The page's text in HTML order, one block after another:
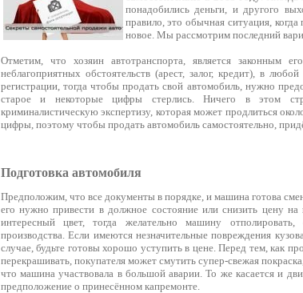
понадобились деньги, и другого
правило, это обычная ситуация,
новое. Мы рассмотрим последний
Отметим, что хозяин автотранспорта, является законным
неблагоприятных обстоятельств (арест, залог, кредит), в
регистрации, тогда чтобы продать свой автомобиль, нужно
старое и некоторые цифры стерлись. Ничего в этом
криминалистическую экспертизу, которая может продлиться
цифры, поэтому чтобы продать автомобиль самостоятельно,
Подготовка автомобиля
Предположим, что все документы в порядке, и машина готова
его нужно привести в должное состояние или снизить цену
интересный цвет, тогда желательно машину
производства. Если имеются незначительные повреждения
случае, будьте готовы хорошо уступить в цене. Перед тем, как
перекрашивать, покупателя может смутить супер-свежая
что машина участвовала в большой аварии. То же касается и
предположение о принесённом капремонте.